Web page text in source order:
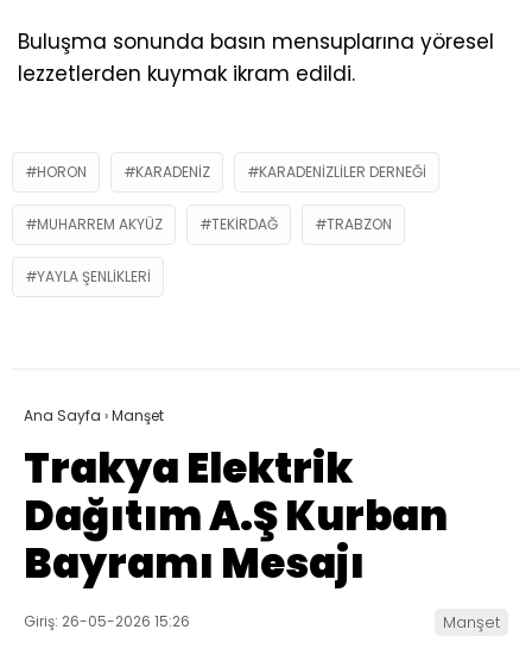
Buluşma sonunda basın mensuplarına yöresel
lezzetlerden kuymak ikram edildi.
HORON KARADENIZ KARADENIZLILER DERNEĞI
MUHARREM AKYÜZ TEKIRDAĞ TRABZON
YAYLA ŞENLIKLERI
Ana Sayfa ›Manşet
Trakya Elektrik
Dağıtım A.Ş Kurban
Bayramı Mesajı
Giriş: 26-05-2026 15:26 Manşet